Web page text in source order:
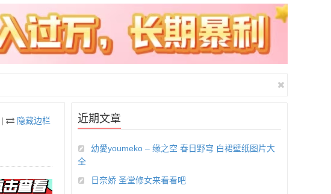
| 隐藏边栏 近期文章
幼愛youmeko – 缘之空 春日野穹 白裙壁纸图片大
全
日奈娇 圣堂修女来看看吧